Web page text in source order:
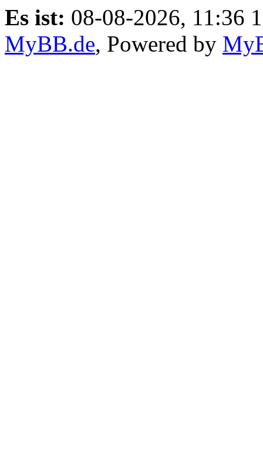
Es ist: 08-08-2026, 11:36
MyBB.de, Powered by